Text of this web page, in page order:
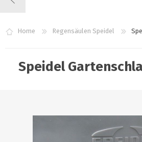
WUNSCHLISTE
0
Home Regensäulen Speidel
Speidel